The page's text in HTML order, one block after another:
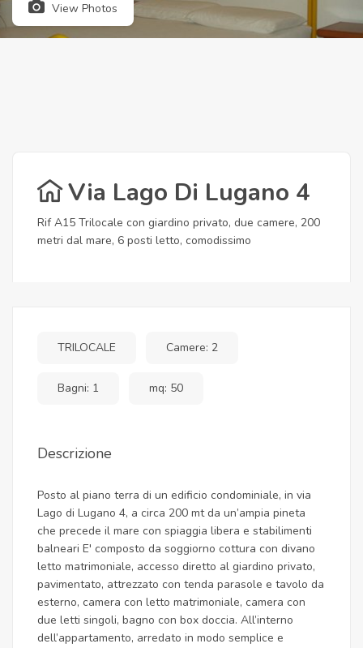
View Photos
Via Lago Di Lugano 4
Rif A15 Trilocale con giardino privato, due camere, 200
metri dal mare, 6 posti letto, comodissimo
TRILOCALE Camere: 2
Bagni: 1 mq: 50
Descrizione
Posto al piano terra di un edificio condominiale, in via
Lago di Lugano 4, a circa 200 mt da un’ampia pineta
che precede il mare con spiaggia libera e stabilimenti
balneari E' composto da soggiorno cottura con divano
letto matrimoniale, accesso diretto al giardino privato,
pavimentato, attrezzato con tenda parasole e tavolo da
esterno, camera con letto matrimoniale, camera con
due letti singoli, bagno con box doccia. All’interno
dell’appartamento, arredato in modo semplice e